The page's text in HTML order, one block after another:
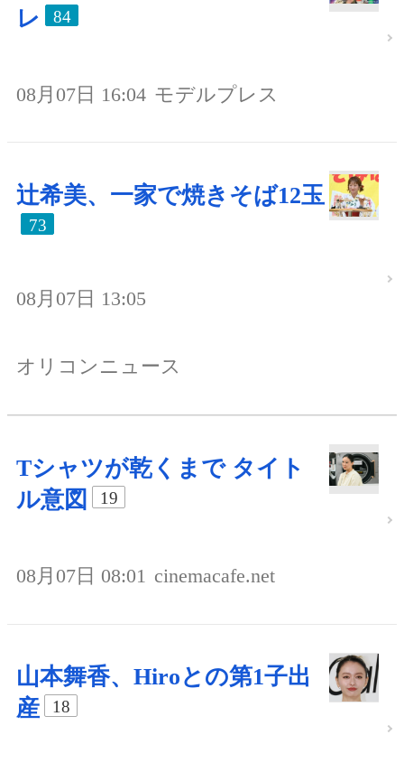
レ
84
08月07日 16:04 モデルプレス
辻希美、一家で焼きそば12玉
73
08月07日 13:05
オリコンニュース
Tシャツが乾くまで タイト
ル意図
19
08月07日 08:01 cinemacafe.net
山本舞香、Hiroとの第1子出
産
18